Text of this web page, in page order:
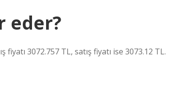
eder?
3072.757 TL, satış fiyatı ise 3073.12 TL.